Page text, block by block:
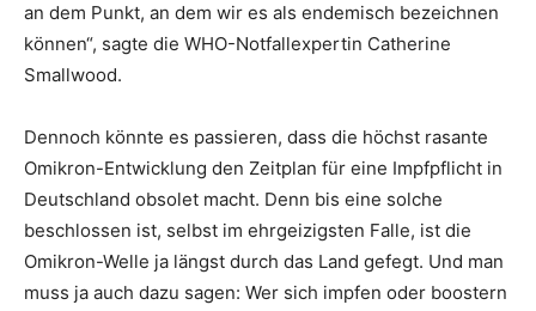
an dem Punkt, an dem wir es als endemisch bezeichnen
können“, sagte die WHO-Notfallexpertin Catherine
Smallwood.
Dennoch könnte es passieren, dass die höchst rasante
Omikron-Entwicklung den Zeitplan für eine Impfpflicht in
Deutschland obsolet macht. Denn bis eine solche
beschlossen ist, selbst im ehrgeizigsten Falle, ist die
Omikron-Welle ja längst durch das Land gefegt. Und man
muss ja auch dazu sagen: Wer sich impfen oder boostern